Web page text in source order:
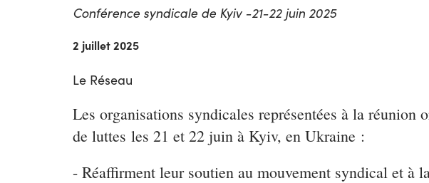
Conférence syndicale de Kyiv -21-22 juin 2025
2 juillet 2025
Le Réseau
Les organisations syndicales représentées à la
de luttes les 21 et 22 juin à Kyiv, en Ukraine :
- Réaffirment leur soutien au mouvement syndical et à